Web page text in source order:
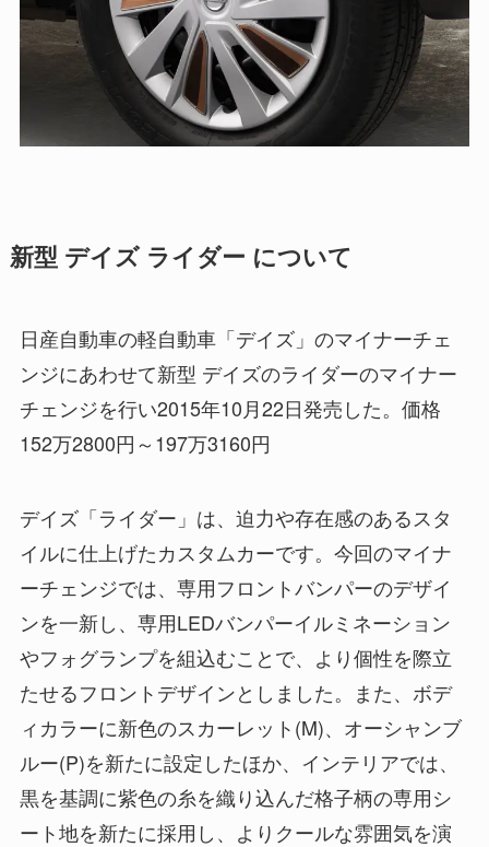
新型 デイズ ライダー について
日産自動車の軽自動車「デイズ」のマイナーチェ
ンジにあわせて新型 デイズのライダーのマイナー
チェンジを行い2015年10月22日発売した。価格
152万2800円～197万3160円
デイズ「ライダー」は、迫力や存在感のあるスタ
イルに仕上げたカスタムカーです。今回のマイナ
ーチェンジでは、専用フロントバンパーのデザイ
ンを一新し、専用LEDバンパーイルミネーション
やフォグランプを組込むことで、より個性を際立
たせるフロントデザインとしました。また、ボデ
ィカラーに新色のスカーレット(M)、オーシャンブ
ルー(P)を新たに設定したほか、インテリアでは、
黒を基調に紫色の糸を織り込んだ格子柄の専用シ
ート地を新たに採用し、よりクールな雰囲気を演